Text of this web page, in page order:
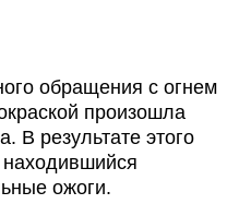
обращения с огнем
произошла
В результате этого
ожоги.